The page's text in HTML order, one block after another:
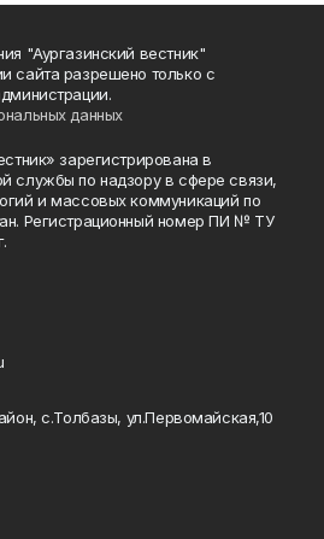
"Аургазинский вестник"
сайта разрешено только с
данных
зарегистрирована в
службы по надзору в сфере связи,
и массовых коммуникаций по
Регистрационный номер ПИ № ТУ
с.Толбазы, ул.Первомайская,10